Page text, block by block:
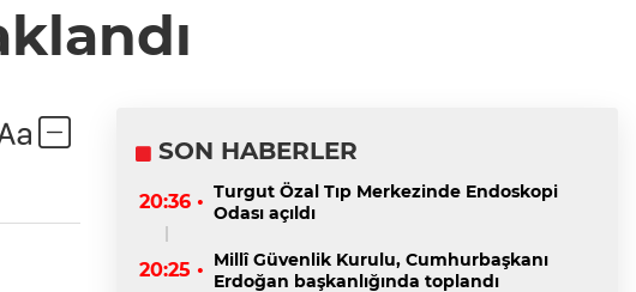
SON HABERLER
20:36 • Turgut Özal Tıp Merkezinde Endoskopi
Odası açıldı
20:25 • Millî Güvenlik Kurulu, Cumhurbaşkanı
Erdoğan başkanlığında toplandı